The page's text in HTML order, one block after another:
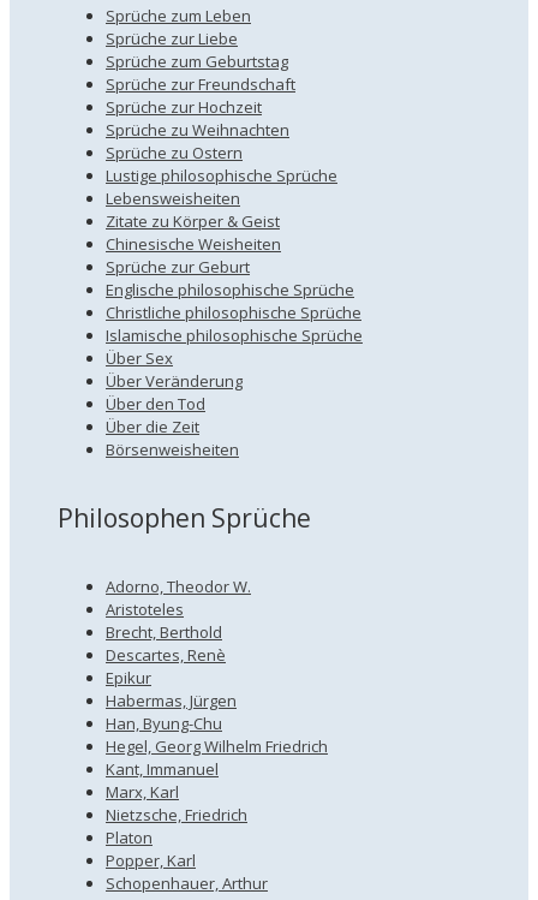
Sprüche zum Leben
Sprüche zur Liebe
Sprüche zum Geburtstag
Sprüche zur Freundschaft
Sprüche zur Hochzeit
Sprüche zu Weihnachten
Sprüche zu Ostern
Lustige philosophische Sprüche
Lebensweisheiten
Zitate zu Körper & Geist
Chinesische Weisheiten
Sprüche zur Geburt
Englische philosophische Sprüche
Christliche philosophische Sprüche
Islamische philosophische Sprüche
Über Sex
Über Veränderung
Über den Tod
Über die Zeit
Börsenweisheiten
Philosophen Sprüche
Adorno, Theodor W.
Aristoteles
Brecht, Berthold
Descartes, Renè
Epikur
Habermas, Jürgen
Han, Byung-Chu
Hegel, Georg Wilhelm Friedrich
Kant, Immanuel
Marx, Karl
Nietzsche, Friedrich
Platon
Popper, Karl
Schopenhauer, Arthur